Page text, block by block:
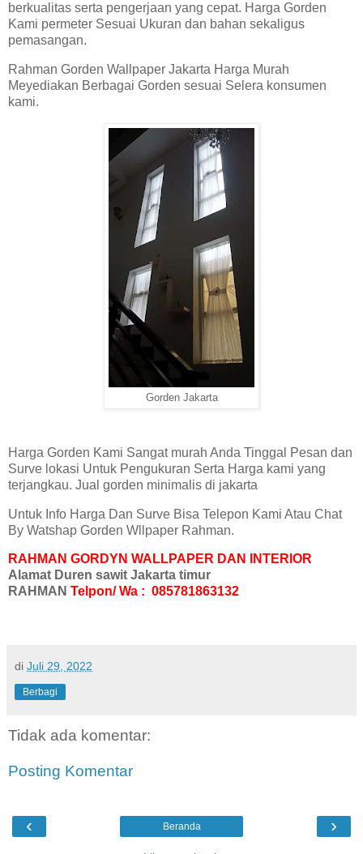
berkualitas serta pengerjaan yang cepat. Harga Gorden
Kami permeter Sesuai Ukuran dan bahan sekaligus
pemasangan.
Rahman Gorden Wallpaper Jakarta Harga Murah
Meyediakan Berbagai Gorden sesuai Selera konsumen
kami.
Gorden Jakarta
Harga Gorden Kami Sangat murah Anda Tinggal Pesan dan
Surve lokasi Untuk Pengukuran Serta Harga kami yang
terjangkau. Jual gorden minimalis di jakarta
Untuk Info Harga Dan Surve Bisa Telepon Kami Atau Chat
By Watshap Gorden Wllpaper Rahman.
RAHMAN GORDYN WALLPAPER DAN INTERIOR
Alamat Duren sawit Jakarta timur
RAHMAN Telpon/ Wa : 085781863132
di Juli 29, 2022
Berbagi
Tidak ada komentar:
Posting Komentar
‹ ›
Beranda